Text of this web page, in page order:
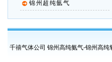
锦州超纯氩气
千禧气体公司 锦州高纯氨气-锦州高